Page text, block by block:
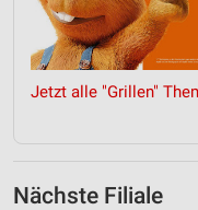
Jetzt alle "Grillen"
Nächste Filiale